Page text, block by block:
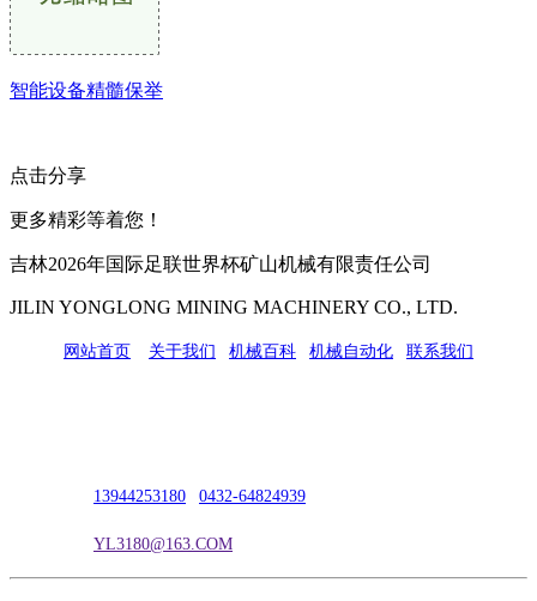
智能设备精髓保举
点击分享
更多精彩等着您！
吉林2026年国际足联世界杯矿山机械有限责任公司
JILIN YONGLONG MINING MACHINERY CO., LTD.
网站首页 关于我们 机械百科 机械自动化 联系我们
13944253180 0432-64824939
YL3180@163.COM